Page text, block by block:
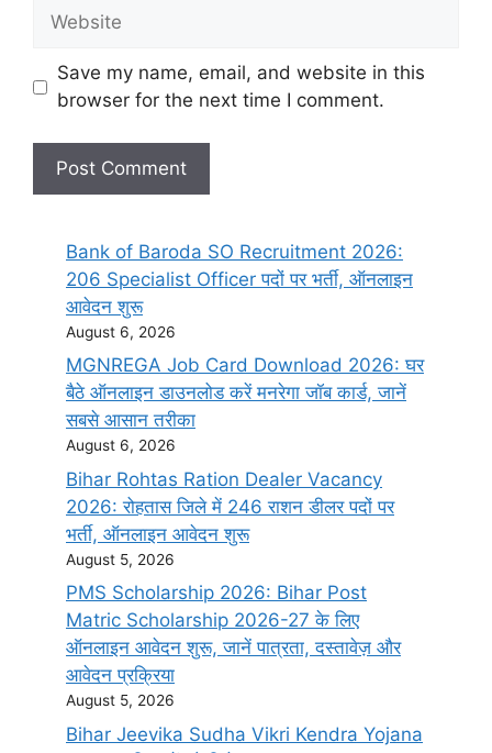
Save my name, email, and website in this
browser for the next time I comment.
Bank of Baroda SO Recruitment 2026:
206 Specialist Officer पदों पर भर्ती, ऑनलाइन
आवेदन शुरू
August 6, 2026
MGNREGA Job Card Download 2026: घर
बैठे ऑनलाइन डाउनलोड करें मनरेगा जॉब कार्ड, जानें
सबसे आसान तरीका
August 6, 2026
Bihar Rohtas Ration Dealer Vacancy
2026: रोहतास जिले में 246 राशन डीलर पदों पर
भर्ती, ऑनलाइन आवेदन शुरू
August 5, 2026
PMS Scholarship 2026: Bihar Post
Matric Scholarship 2026-27 के लिए
ऑनलाइन आवेदन शुरू, जानें पात्रता, दस्तावेज़ और
आवेदन प्रक्रिया
August 5, 2026
Bihar Jeevika Sudha Vikri Kendra Yojana